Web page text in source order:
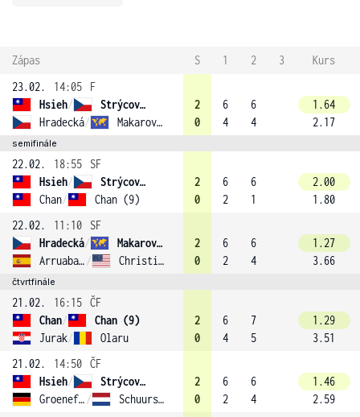
Zápas S 1 2 3
Kurs
23.02.
14:05
F
Hsieh/
Strýcová (3)
Hradecká/ Makarova (7)
2
0
6
4
6
4
1.64
2.17
semifinále
22.02. 18:55
SF
Hsieh/
Strýcová (3)
Chan/ Chan (9)
2
0
6
2
6
1
2.00
1.80
22.02.
11:10
SF
Hradecká/
Makarova (7)
Arruabarrena-Vecino / Christian
2
0
6
2
6
4
1.27
3.66
čtvrtfinále
21.02. 16:15 ČF
Chan/
Chan (9)
Jurak/ Olaru
2
0
6
4
7
5
1.29
3.51
21.02.
14:50 ČF
Hsieh/
Strýcová (3)
Groenefeld / Schuurs (8)
2
0
6
2
6
4
1.46
2.59